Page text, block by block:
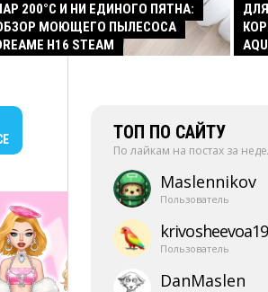
200°C И НИ ЕДИНОГО ПЯТНА:
МОЮЩЕГО ПЫЛЕСОСА
H16 STEAM
ТОП ПО САЙТУ
По лайкам на постах за
Maslennikov
Пользователь
Пользователь
DanMaslen